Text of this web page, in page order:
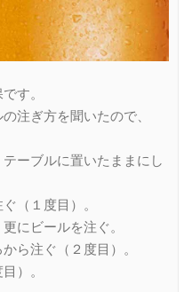
す。
注ぎ方を聞いたので、
ーブルに置いたままにし
（１度目）。
にビールを注ぐ。
注ぐ（２度目）。
）。